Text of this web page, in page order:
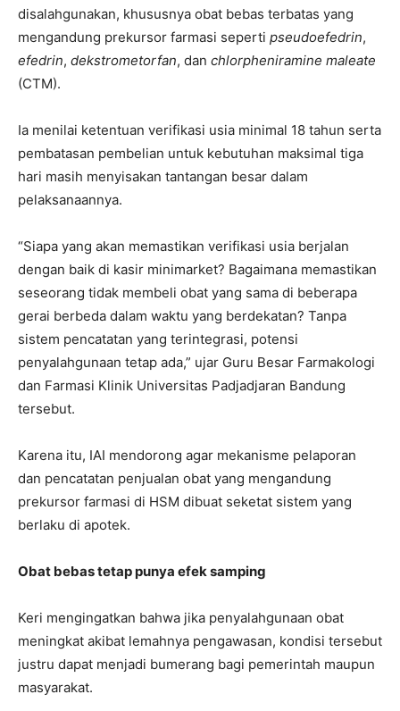
disalahgunakan, khususnya obat bebas terbatas yang
mengandung prekursor farmasi seperti pseudoefedrin,
efedrin, dekstrometorfan, dan chlorpheniramine maleate
(CTM).
Ia menilai ketentuan verifikasi usia minimal 18 tahun serta
pembatasan pembelian untuk kebutuhan maksimal tiga
hari masih menyisakan tantangan besar dalam
pelaksanaannya.
“Siapa yang akan memastikan verifikasi usia berjalan
dengan baik di kasir minimarket? Bagaimana memastikan
seseorang tidak membeli obat yang sama di beberapa
gerai berbeda dalam waktu yang berdekatan? Tanpa
sistem pencatatan yang terintegrasi, potensi
penyalahgunaan tetap ada,” ujar Guru Besar Farmakologi
dan Farmasi Klinik Universitas Padjadjaran Bandung
tersebut.
Karena itu, IAI mendorong agar mekanisme pelaporan
dan pencatatan penjualan obat yang mengandung
prekursor farmasi di HSM dibuat seketat sistem yang
berlaku di apotek.
Obat bebas tetap punya efek samping
Keri mengingatkan bahwa jika penyalahgunaan obat
meningkat akibat lemahnya pengawasan, kondisi tersebut
justru dapat menjadi bumerang bagi pemerintah maupun
masyarakat.